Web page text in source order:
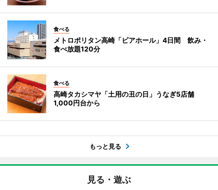
食べる
メトロポリタン高崎「ビアホール」4日間 飲み・
食べ放題120分
食べる
高崎タカシマヤ「土用の丑の日」うなぎ5店舗
1,000円台から
もっと見る
見る・遊ぶ